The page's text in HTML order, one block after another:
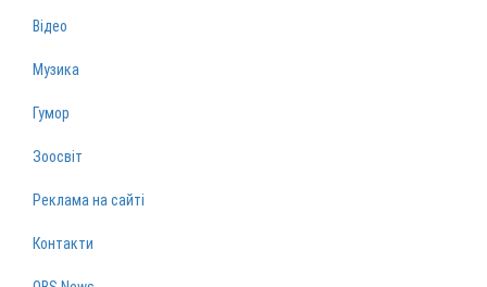
Відео
Музика
Гумор
Зоосвіт
Реклама на сайті
Контакти